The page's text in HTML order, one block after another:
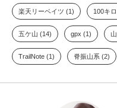
楽天リーベイツ (1) 100キ
五ケ山 (14) gpx (1)
TrailNote (1) 脊振山系 (2)